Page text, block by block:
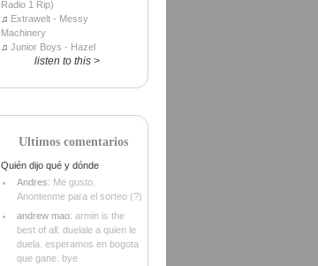
Radio 1 Rip)
♫ Extrawelt - Messy
Machinery
♫ Junior Boys - Hazel
listen to this >
Ultimos comentarios
Quién dijo qué y dónde
Andres: Me gusto.
Anontenme para el sorteo (?)
andrew mao: armin is the
best of all. duelale a quien le
duela. esperamos en bogota
que gane. bye